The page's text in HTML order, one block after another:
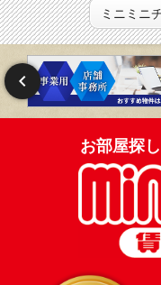
ミニミニ
お部屋探